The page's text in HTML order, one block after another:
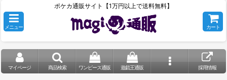
ポケカ通販サイト【1万円以上で送料無料】
メニュー カート
マイページ 商品検索 ワンピース通販 遊戯王通販 採用情報